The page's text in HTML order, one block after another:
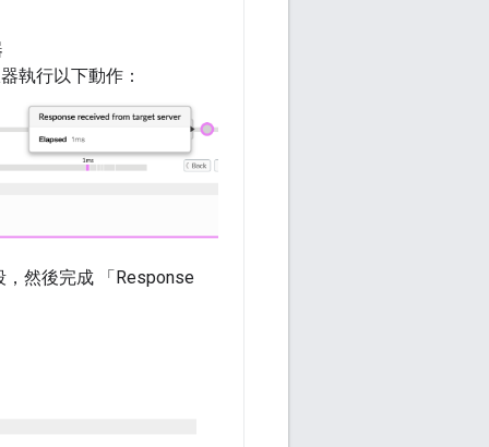
執行以下動作：
然後完成 「Response